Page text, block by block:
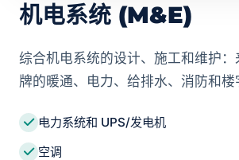
机电系统 (M&E)
综合机电系统的设计、施工和维护
牌的暖通、电力、给排水、消防和楼
电力系统和 UPS/发电机
空调